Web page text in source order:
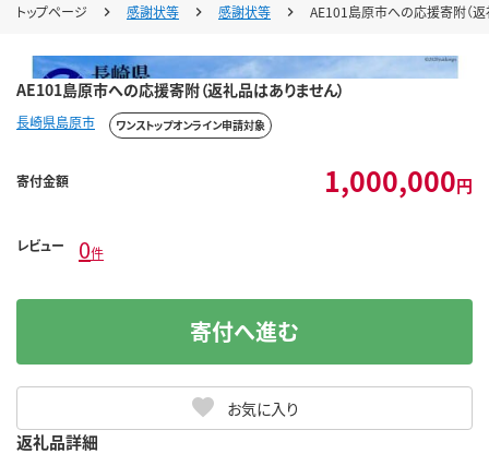
トップページ 感謝状等 感謝状等 AE101島原市への応援寄附（返
AE101島原市への応援寄附（返礼品はありません）
長崎県島原市 ワンストップオンライン申請対象
寄付金額 1,000,000円
レビュー 0件
お気に入り
寄付へ進む
返礼品詳細